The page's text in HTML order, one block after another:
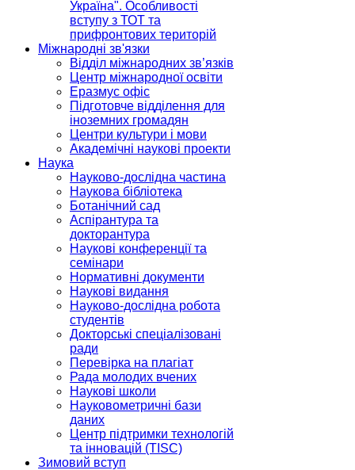
Україна". Особливості
вступу з ТОТ та
прифронтових територій
Міжнародні зв'язки
Відділ міжнародних зв’язків
Центр міжнародної освіти
Еразмус офіс
Підготовче відділення для
іноземних громадян
Центри культури і мови
Академічні наукові проекти
Наука
Науково-дослідна частина
Наукова бібліотека
Ботанічний сад
Аспірантура та
докторантура
Наукові конференції та
семінари
Нормативні документи
Наукові видання
Науково-дослідна робота
студентів
Докторські спеціалізовані
ради
Перевірка на плагіат
Рада молодих вчених
Наукові школи
Науковометричні бази
даних
Центр підтримки технологій
та інновацій (TISC)
Зимовий вступ